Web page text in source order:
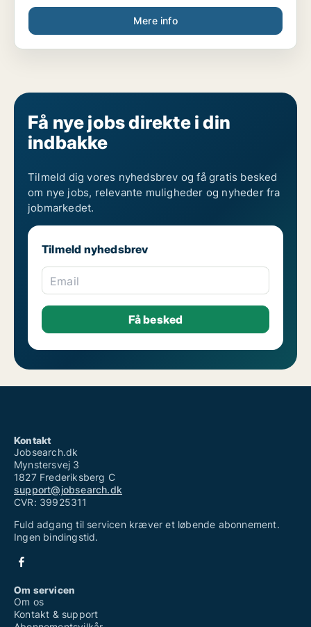
Mere info
Få nye jobs direkte i din
indbakke
Tilmeld dig vores nyhedsbrev og få gratis besked
om nye jobs, relevante muligheder og nyheder fra
jobmarkedet.
Tilmeld nyhedsbrev
Email
Kontakt
Jobsearch.dk
Mynstersvej 3
1827 Frederiksberg C
support@jobsearch.dk
CVR: 39925311
Fuld adgang til servicen kræver et løbende abonnement.
Ingen bindingstid.
Om servicen
Om os
Kontakt & support